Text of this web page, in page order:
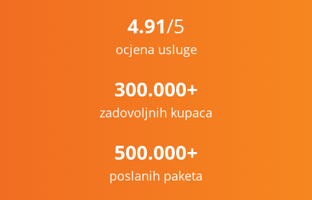
4.91/5
ocjena usluge
300.000+
zadovoljnih kupaca
500.000+
poslanih paketa